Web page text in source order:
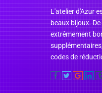
L'atelier d'Azur
beaux bijoux.
extrêmement
codes de